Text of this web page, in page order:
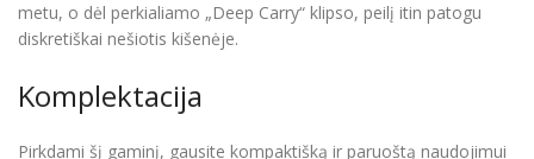
metu, o dėl perkialiamo „Deep Carry“ klipso, peilį itin patogu
diskretiškai nešiotis kišenėje.
Komplektacija
Pirkdami šį gaminį, gausite kompaktišką ir paruoštą naudojimui